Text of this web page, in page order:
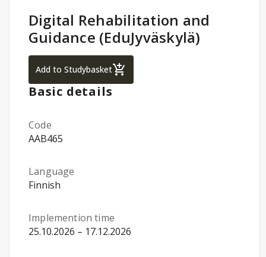
Study Details:
Digital Rehabilitation and
Guidance (EduJyväskylä)
Add to StudybasketDigital Rehabilitation and Guidance
Basic details
Code
AAB465
Language
Finnish
Implemention time
25.10.2026 – 17.12.2026